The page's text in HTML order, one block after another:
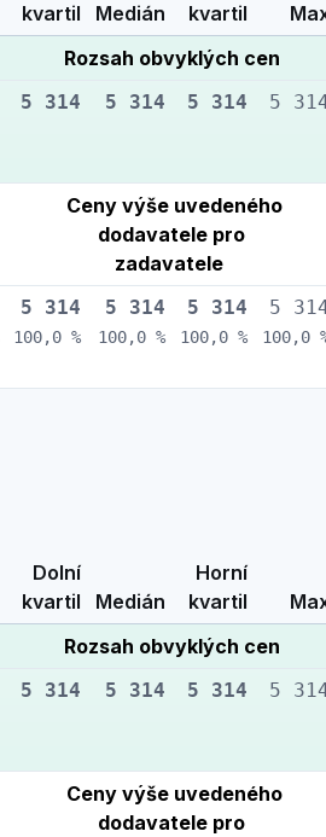
kvartil
Medián
kvartil
Rozsah obvyklých cen
5 314 5 314 5 314 5
Ceny výše uvedeného
dodavatele pro
zadavatele
5 314
100,0 %
5 314
100,0 %
5 314
100,0 %
5
100,0
Dolní
kvartil
Medián
Horní
kvartil
Rozsah obvyklých cen
5 314 5 314 5 314 5
Ceny výše uvedeného
dodavatele pro